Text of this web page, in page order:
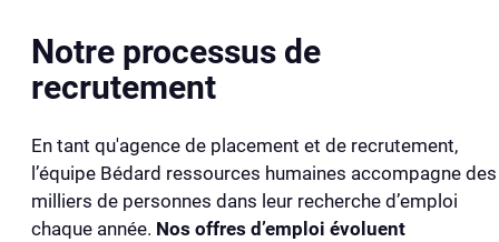
Notre processus de
recrutement
En tant qu'agence de placement et de recrutement,
l’équipe Bédard ressources humaines accompagne des
milliers de personnes dans leur recherche d’emploi
chaque année. Nos offres d’emploi évoluent